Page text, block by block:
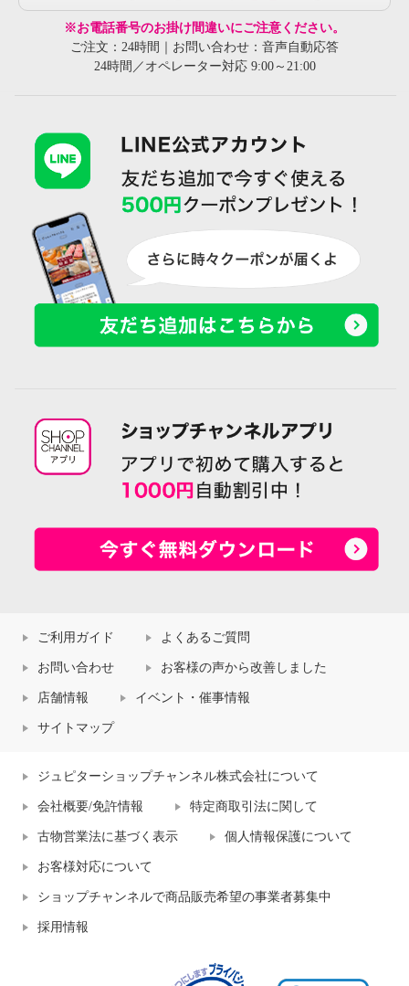
※お電話番号のお掛け間違いにご注意ください。
ご注文：24時間｜お問い合わせ：音声自動応答
24時間／オペレーター対応 9:00～21:00
ご利用ガイド よくあるご質問
お問い合わせ お客様の声から改善しました
店舗情報 イベント・催事情報
サイトマップ
ジュピターショップチャンネル株式会社について
会社概要/免許情報 特定商取引法に関して
古物営業法に基づく表示 個人情報保護について
お客様対応について
ショップチャンネルで商品販売希望の事業者募集中
採用情報